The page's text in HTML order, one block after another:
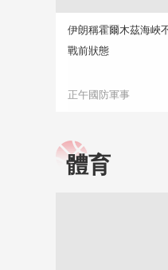
伊朗稱霍爾木茲海峽
戰前狀態
正午國防軍事
體育